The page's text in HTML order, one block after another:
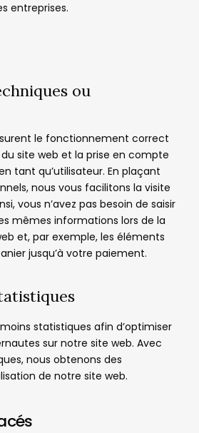
entreprises.
ou
le fonctionnement correct
site web et la prise en compte
tant qu’utilisateur. En plaçant
nous vous facilitons la visite
vous n’avez pas besoin de saisir
mêmes informations lors de la
et, par exemple, les éléments
jusqu’à votre paiement.
statistiques afin d’optimiser
sur notre site web. Avec
nous obtenons des
de notre site web.